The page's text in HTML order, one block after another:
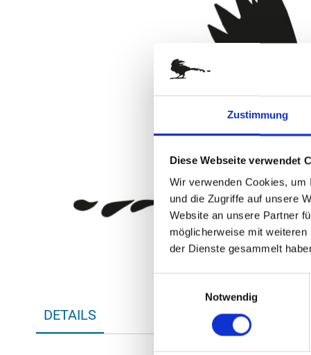
Zustimmung
Diese Webseite verwendet
Wir verwenden Cookies, um
und die Zugriffe auf unsere
Website an unsere Partner
möglicherweise mit
der Dienste gesammelt
Notwendig
Anfang
der
DETAILS